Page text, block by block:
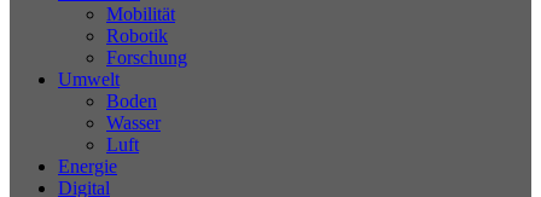
Mobilität
Robotik
Forschung
Umwelt
Boden
Wasser
Luft
Energie
Digital